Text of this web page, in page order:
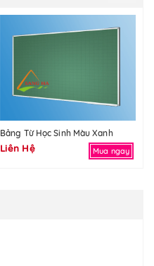
Bảng Từ Học Sinh Màu Xanh
Liên Hệ Mua ngay